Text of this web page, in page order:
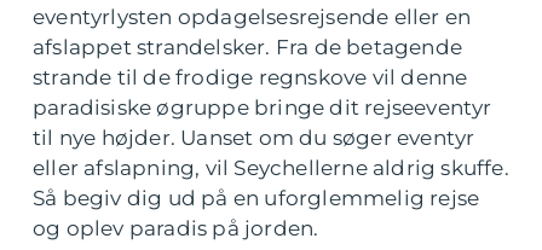
eventyrlysten opdagelsesrejsende eller en
afslappet strandelsker. Fra de betagende
strande til de frodige regnskove vil denne
paradisiske øgruppe bringe dit rejseeventyr
til nye højder. Uanset om du søger eventyr
eller afslapning, vil Seychellerne aldrig skuffe.
Så begiv dig ud på en uforglemmelig rejse
og oplev paradis på jorden.